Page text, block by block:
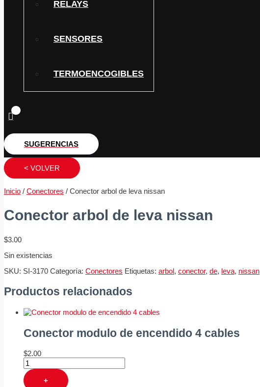
RELAYS
SENSORES
TERMOENCOGIBLES
SUGERENCIAS
< VOLVER
Inicio / Conectores / Conector arbol de leva nissan
Conector arbol de leva nissan
$3.00
Sin existencias
SKU: SI-3170 Categoría: Conectores Etiquetas: arbol, conector, de, leva, nissan
Productos relacionados
Conector modulo de encendido 4 cables
$2.00
+